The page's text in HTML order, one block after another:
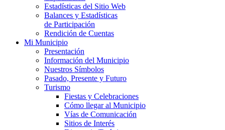
Estadísticas del Sitio Web
Balances y Estadísticas
de Participación
Rendición de Cuentas
Mi Municipio
Presentación
Información del Municipio
Nuestros Símbolos
Pasado, Presente y Futuro
Turismo
Fiestas y Celebraciones
Cómo llegar al Municipio
Vías de Comunicación
Sitios de Interés